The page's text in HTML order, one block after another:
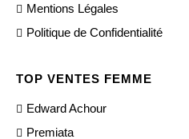
Mentions Légales
Politique de Confidentialité
TOP VENTES FEMME
Edward Achour
Premiata